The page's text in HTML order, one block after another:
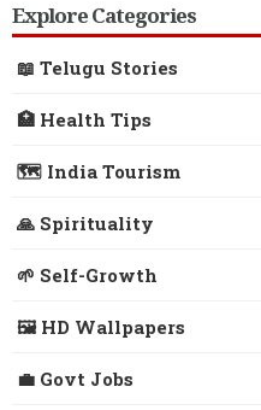
Explore Categories
📖 Telugu Stories
🏥 Health Tips
🗺️ India Tourism
🙏 Spirituality
🌱 Self-Growth
🖼️ HD Wallpapers
💼 Govt Jobs